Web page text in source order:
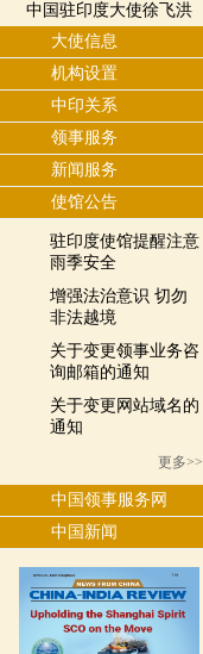
中国驻印度大使徐飞洪
大使信息
机构设置
中印关系
领事服务
新闻服务
使馆公告
驻印度使馆提醒注意
雨季安全
增强法治意识 切勿
非法越境
关于变更领事业务咨
询邮箱的通知
关于变更网站域名的
通知
更多>>
中国领事服务网
中国新闻